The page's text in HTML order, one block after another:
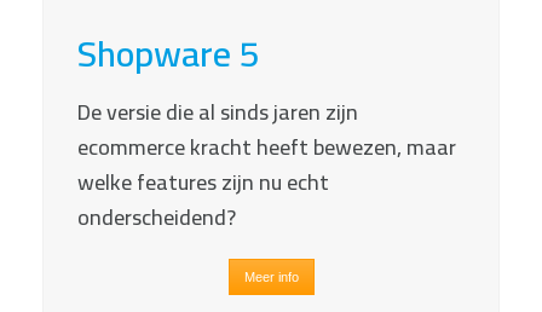
Shopware 5
De versie die al sinds jaren zijn
ecommerce kracht heeft bewezen, maar
welke features zijn nu echt
onderscheidend?
Meer info